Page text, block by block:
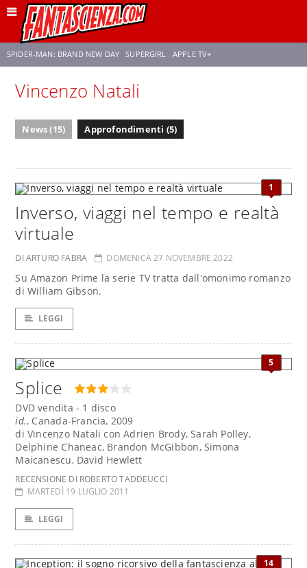
SPIDER-MAN: BRAND NEW DAY SUPERGIRL APPLE TV+
FRANCO RICCIARDIELLO ZENDAYA
Vincenzo Natali
News (15) Approfondimenti (5)
1
Inverso, viaggi nel tempo e realtà
virtuale
DI ARTURO FABRA DOMENICA 27 NOVEMBRE 2022
Su Amazon Prime la serie TV tratta dall'omonimo romanzo
di William Gibson.
LEGGI
5
Splice
DVD vendita - 1 disco
id., Canada-Francia, 2009
di Vincenzo Natali con Adrien Brody, Sarah Polley,
Delphine Chaneac, Brandon McGibbon, Simona
Maicanescu, David Hewlett
RECENSIONE DI ROBERTO TADDEUCCI
MARTEDÌ 19 LUGLIO 2011
LEGGI
14